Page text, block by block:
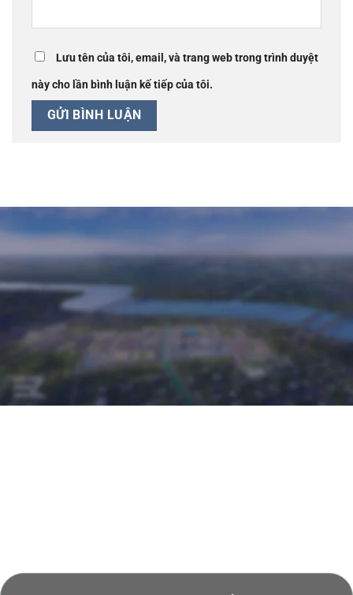
Lưu tên của tôi, email, và trang web trong trình duyệt
này cho lần bình luận kế tiếp của tôi.
Đại Lý Phân Phối Chính Thức Dự Án: Công Ty Cổ Phần
CEN Bắc Trung Bộ
Giám Đốc Kinh Doanh: Lê Văn Hưng
Địa chỉ: Phường Nguyệt Viên (TP. Thanh Hóa), tỉnh